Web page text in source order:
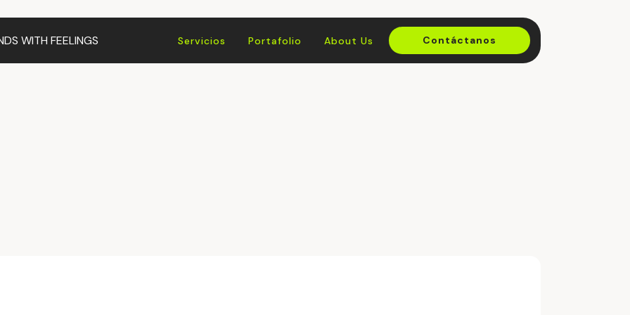
WITH FEELINGS Servicios Portafolio About Us Contáctanos